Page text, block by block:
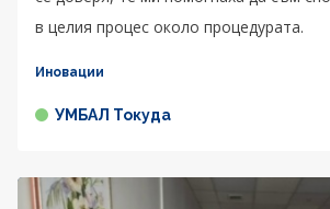
в целия процес около процедурата.
Иновации
УМБАЛ Токуда